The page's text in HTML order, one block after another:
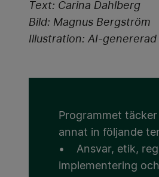
Text: Carina Dahlberg
Bild: Magnus Bergström
Illustration: AI-genererad
Programmet täcker
annat in följande
• Ansvar, etik,
implementering och